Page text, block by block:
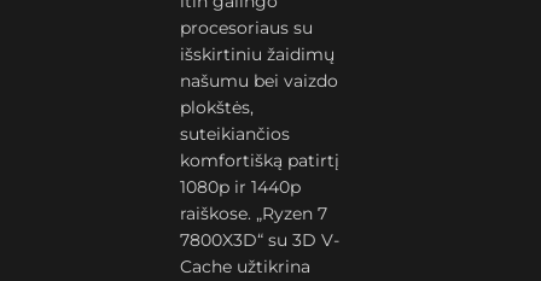
procesoriaus su
išskirtiniu žaidimų
našumu bei vaizdo
plokštės,
suteikiančios
komfortišką patirtį
1080p ir 1440p
raiškose. „Ryzen 7
7800X3D“ su 3D V-
Cache užtikrina